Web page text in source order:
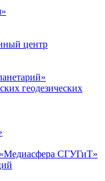
центр
геодезических
СГУГиТ»